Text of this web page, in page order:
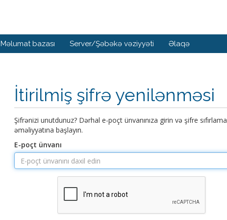
Məlumat bazası Server/Şəbəkə vəziyyəti Əlaqə
İtirilmiş şifrə yenilənməsi
Şifrənizi unutdunuz? Dərhal e-poçt ünvanınıza girin və şifre sıfırlama
əməliyyatına başlayın.
E-poçt ünvanı